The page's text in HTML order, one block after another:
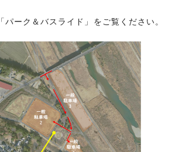
ーク＆バスライド」をご覧ください。